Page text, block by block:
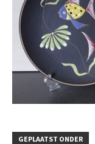
GEPLAATST ONDER